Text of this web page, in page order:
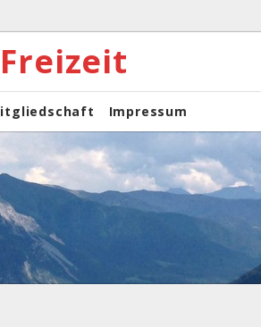
Impressum